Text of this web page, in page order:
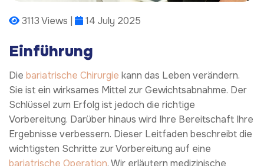
3113 Views | 14 July 2025
Einführung
Die bariatrische Chirurgie kann das Leben verändern.
Sie ist ein wirksames Mittel zur Gewichtsabnahme. Der
Schlüssel zum Erfolg ist jedoch die richtige
Vorbereitung. Darüber hinaus wird Ihre Bereitschaft Ihre
Ergebnisse verbessern. Dieser Leitfaden beschreibt die
wichtigsten Schritte zur Vorbereitung auf eine
bariatrische Operation. Wir erläutern medizinische